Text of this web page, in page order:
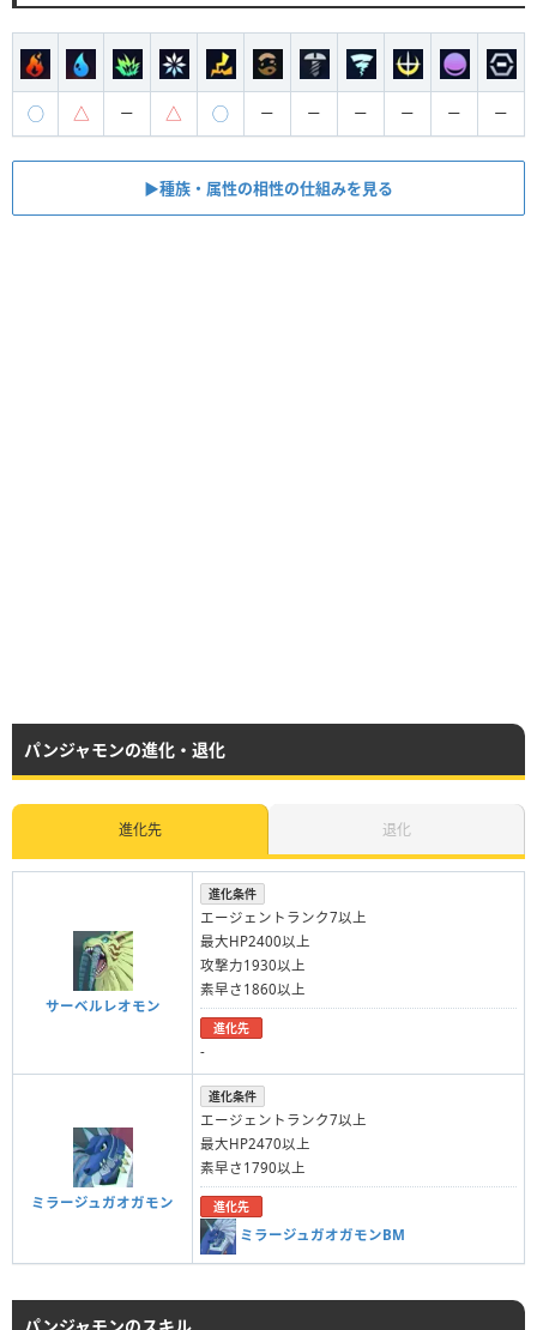
◯ △ ー △ ◯ ー ー ー ー ー ー
▶︎種族・属性の相性の仕組みを見る
パンジャモンの進化・退化
進化先 退化
サーベルレオモン
進化条件
エージェントランク7以上
最大HP2400以上
攻撃力1930以上
素早さ1860以上
進化先
-
ミラージュガオガモン
進化条件
エージェントランク7以上
最大HP2470以上
素早さ1790以上
進化先
ミラージュガオガモンBM
パンジャモンのスキル